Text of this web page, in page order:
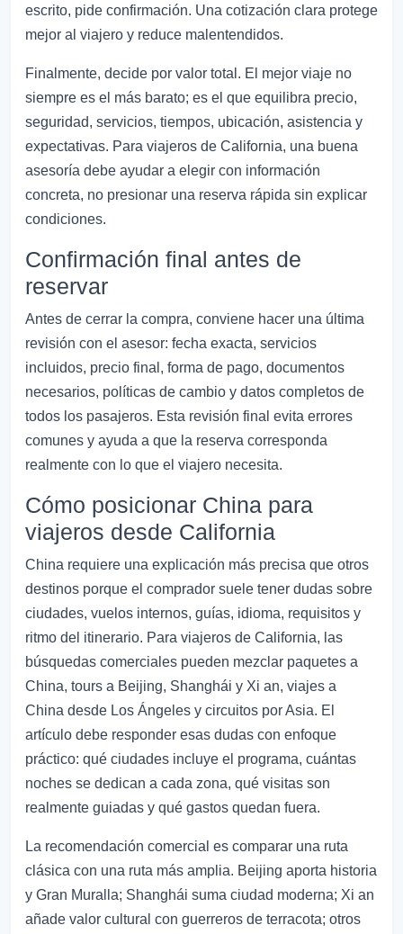
escrito, pide confirmación. Una cotización clara protege
mejor al viajero y reduce malentendidos.
Finalmente, decide por valor total. El mejor viaje no
siempre es el más barato; es el que equilibra precio,
seguridad, servicios, tiempos, ubicación, asistencia y
expectativas. Para viajeros de California, una buena
asesoría debe ayudar a elegir con información
concreta, no presionar una reserva rápida sin explicar
condiciones.
Confirmación final antes de
reservar
Antes de cerrar la compra, conviene hacer una última
revisión con el asesor: fecha exacta, servicios
incluidos, precio final, forma de pago, documentos
necesarios, políticas de cambio y datos completos de
todos los pasajeros. Esta revisión final evita errores
comunes y ayuda a que la reserva corresponda
realmente con lo que el viajero necesita.
Cómo posicionar China para
viajeros desde California
China requiere una explicación más precisa que otros
destinos porque el comprador suele tener dudas sobre
ciudades, vuelos internos, guías, idioma, requisitos y
ritmo del itinerario. Para viajeros de California, las
búsquedas comerciales pueden mezclar paquetes a
China, tours a Beijing, Shanghái y Xi an, viajes a
China desde Los Ángeles y circuitos por Asia. El
artículo debe responder esas dudas con enfoque
práctico: qué ciudades incluye el programa, cuántas
noches se dedican a cada zona, qué visitas son
realmente guiadas y qué gastos quedan fuera.
La recomendación comercial es comparar una ruta
clásica con una ruta más amplia. Beijing aporta historia
y Gran Muralla; Shanghái suma ciudad moderna; Xi an
añade valor cultural con guerreros de terracota; otros